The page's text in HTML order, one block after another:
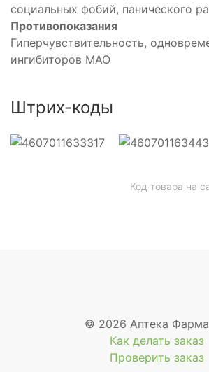
социальных фобий, панического
Противопоказания
Гиперчувствительность,
ингибиторов МАО
Штрих-коды
Код товара на
© 2026 Аптека
Как делать заказ
Проверить заказ